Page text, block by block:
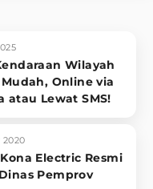
Wilayah
Online via
atau Lewat SMS!
Electric Resmi
Pemprov